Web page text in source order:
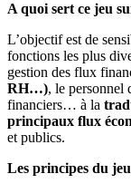
A quoi sert ce jeu
L’objectif est de
fonctions les plus
gestion des flux
RH…), le personnel
financiers… à la
principaux flux
et publics.
Les principes du jeu